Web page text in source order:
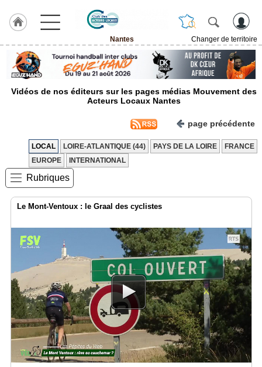
Nantes
Changer de territoire
LABEL
HULCOQ
ACCUEIL
Nantes
Pourquoi
Le
concept
Objectifs
Articles
Vidéos
Rubriques
Blogs
Vidéos de nos éditeurs sur les pages médias Mouvement des
Acteurs Locaux Nantes
page précédente
LOCAL LOIRE-ATLANTIQUE (44) PAYS DE LA LOIRE
FRANCE
EUROPE
INTERNATIONAL
Rubriques
Le Mont-Ventoux : le Graal des cyclistes